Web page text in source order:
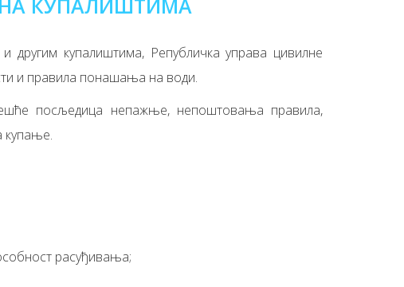
НА КУПАЛИШТИМА
другим купалиштима, Републичка управа цивилне
и правила понашања на води.
посљедица непажње, непоштовања правила,
купање.
расуђивања;